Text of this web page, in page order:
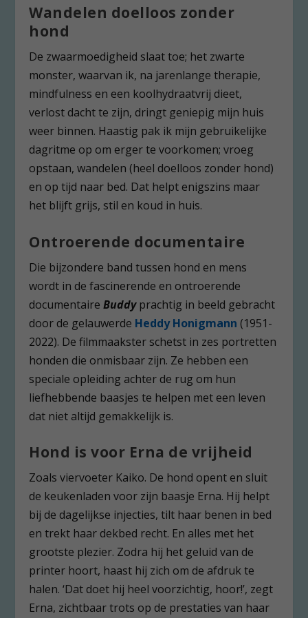
Wandelen doelloos zonder
hond
De zwaarmoedigheid slaat toe; het zwarte
monster, waarvan ik, na jarenlange therapie,
mindfulness en een koolhydraatvrij dieet,
verlost dacht te zijn, dringt geniepig mijn huis
weer binnen. Haastig pak ik mijn gebruikelijke
dagritme op om erger te voorkomen; vroeg
opstaan, wandelen (heel doelloos zonder hond)
en op tijd naar bed. Dat helpt enigszins maar
het blijft grijs, stil en koud in huis.
Ontroerende documentaire
Die bijzondere band tussen hond en mens
wordt in de fascinerende en ontroerende
documentaireBuddyprachtig in beeld gebracht
door de gelauwerde Heddy Honigmann (1951-
2022). De filmmaakster schetst in zes portretten
honden die onmisbaar zijn. Ze hebben een
speciale opleiding achter de rug om hun
liefhebbende baasjes te helpen met een leven
dat niet altijd gemakkelijk is.
Hond is voor Erna de vrijheid
Zoals viervoeter Kaiko. De hond opent en sluit
de keukenladen voor zijn baasje Erna. Hij helpt
bij de dagelijkse injecties, tilt haar benen in bed
en trekt haar dekbed recht. En alles met het
grootste plezier. Zodra hij het geluid van de
printer hoort, haast hij zich om de afdruk te
halen. ‘Dat doet hij heel voorzichtig, hoor!’, zegt
Erna, zichtbaar trots op de prestaties van haar